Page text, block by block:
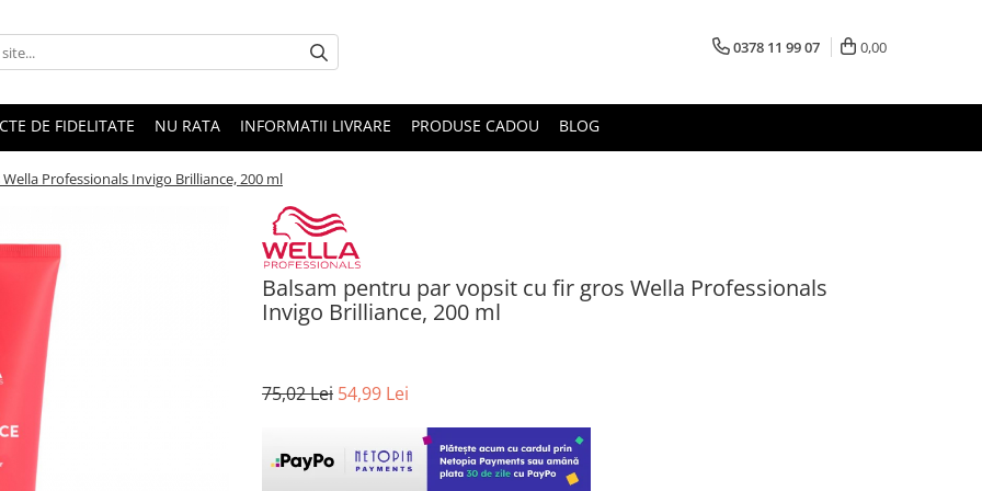
0378 11 99 07 0,00
DE FIDELITATE NU RATA INFORMATII LIVRARE PRODUSE CADOU BLOG
Professionals Invigo Brilliance, 200 ml
Balsam pentru par vopsit cu fir gros Wella Professionals
Invigo Brilliance, 200 ml
75,02 Lei 54,99 Lei